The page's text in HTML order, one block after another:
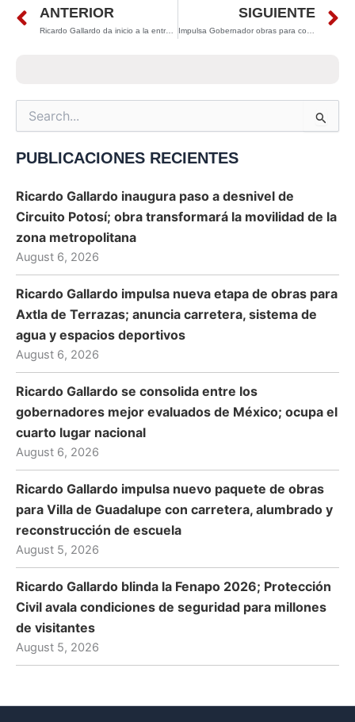
Prev
ANTERIOR
Ricardo Gallardo da inicio a la entrega de apoyos escolares 2025 en San Luis Potosí
SIGUIENTE
Search
for:
PUBLICACIONES RECIENTES
Ricardo Gallardo inaugura paso a desnivel de
Circuito Potosí; obra transformará la movilidad de la
zona metropolitana
August 6, 2026
Ricardo Gallardo impulsa nueva etapa de obras para
Axtla de Terrazas; anuncia carretera, sistema de
agua y espacios deportivos
August 6, 2026
Ricardo Gallardo se consolida entre los
gobernadores mejor evaluados de México; ocupa el
cuarto lugar nacional
August 6, 2026
Ricardo Gallardo impulsa nuevo paquete de obras
para Villa de Guadalupe con carretera, alumbrado y
reconstrucción de escuela
August 5, 2026
Ricardo Gallardo blinda la Fenapo 2026; Protección
Civil avala condiciones de seguridad para millones
de visitantes
August 5, 2026